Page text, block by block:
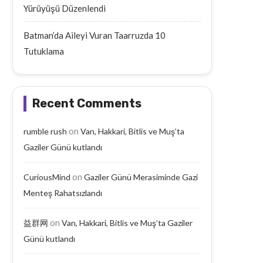
Yürüyüşü Düzenlendi
Batman’da Aileyi Vuran Taarruzda 10
Tutuklama
Recent Comments
rumble rush on Van, Hakkari, Bitlis ve Muş’ta
Gaziler Günü kutlandı
CuriousMind on Gaziler Günü Merasiminde Gazi
Menteş Rahatsızlandı
益群网 on Van, Hakkari, Bitlis ve Muş’ta Gaziler
Günü kutlandı